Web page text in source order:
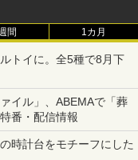
間 1カ月
トイに。全5種で8月下
イル」、ABEMAで「葬
番・配信情報
時計台をモチーフにした